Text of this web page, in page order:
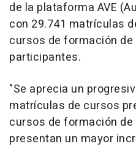
de la plataforma AVE
con 29.741 matrículas
cursos de formación
participantes.
"Se aprecia un
matrículas de cursos
cursos de formación
presentan un mayor